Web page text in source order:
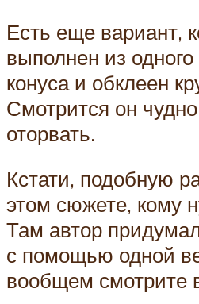
Есть еще вариант,
выполнен из
конуса и обклеен
Смотрится он
оторвать.
Кстати, подобную
этом сюжете, кому
Там автор
с помощью одной
вообщем смотрите